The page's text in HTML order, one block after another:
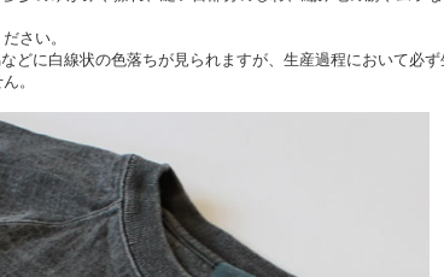
さい。
どに白線状の色落ちが見られますが、生産過程において必ず
。